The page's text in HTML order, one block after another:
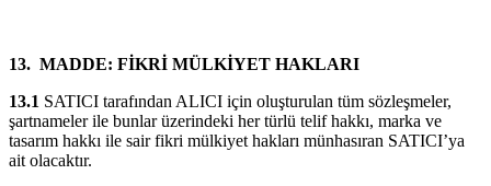
13. MADDE: FİKRİ MÜLKİYET HAKLARI
13.1 SATICI tarafından ALICI için oluşturulan tüm sözleşmeler,
şartnameler ile bunlar üzerindeki her türlü telif hakkı, marka ve
tasarım hakkı ile sair fikri mülkiyet hakları münhasıran SATICI’ya
ait olacaktır.